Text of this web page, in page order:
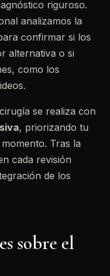
riguroso.
analizamos la
confirmar si los
alternativa o si
como los
se realiza con
, priorizando tu
Tras la
cada revisión
de los
sobre el